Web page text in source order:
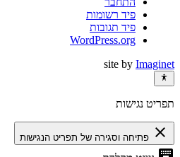
פיד רשומות
פיד תגובות
WordPress.org
site by Imaginet
תפריט נגישות
close פתיחה וסגירה של תפריט הנגישות
keyboard